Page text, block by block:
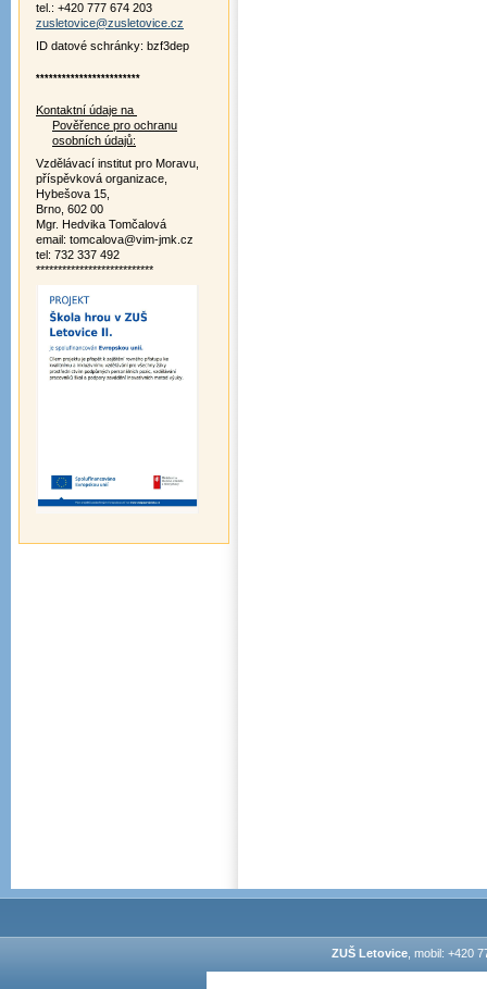
tel.: +420 777 674 203
zusletovice@zusletovice.cz
ID datové schránky: bzf3dep
************************
Kontaktní údaje na
Pověřence pro ochranu
osobních údajů:
Vzdělávací institut pro Moravu,
příspěvková organizace,
Hybešova 15,
Brno, 602 00
Mgr. Hedvika Tomčalová
email: tomcalova@vim-jmk.cz
tel: 732 337 492
***************************
ZUŠ Letovice, mobil: +420